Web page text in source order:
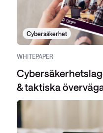
Cybersäkerhet
WHITEPAPER
& taktiska